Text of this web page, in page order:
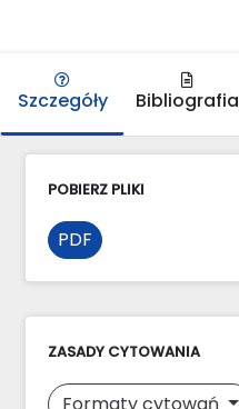
Szczegóły Bibliografia
POBIERZ PLIKI
PDF
ZASADY CYTOWANIA